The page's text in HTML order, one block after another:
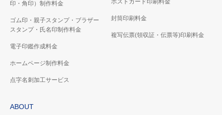
印・角印）制作料金
ゴム印・親子スタンプ・ブラザー
スタンプ・氏名印制作料金
電子印鑑作成料金
ホームページ制作料金
点字名刺加工サービス
ポストカード印刷料金
封筒印刷料金
複写伝票(領収証・伝票等)印刷料金
ABOUT